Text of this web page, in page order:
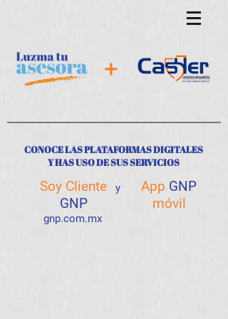
CONOCE LAS PLATAFORMAS DIGITALES
YHAS USO DESUS SERVICIOS
Soy Cliente
GNP
App GNP
móvil
y
gnp.com.mx